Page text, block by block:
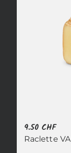
9.50 CHF
Raclette